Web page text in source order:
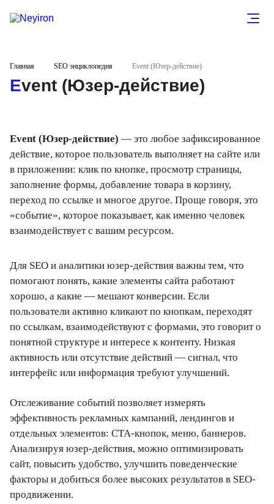
Главная SEO энциклопедия Event (Юзер-действие)
Event (Юзер-действие)
Event (Юзер-действие) — это любое зафиксированное
действие, которое пользователь выполняет на сайте или
в приложении: клик по кнопке, просмотр страницы,
заполнение формы, добавление товара в корзину,
переход по ссылке и многое другое. Проще говоря, это
«событие», которое показывает, как именно человек
взаимодействует с вашим ресурсом.
Для SEO и аналитики юзер-действия важны тем, что
помогают понять, какие элементы сайта работают
хорошо, а какие — мешают конверсии. Если
пользователи активно кликают по кнопкам, переходят
по ссылкам, взаимодействуют с формами, это говорит о
понятной структуре и интересе к контенту. Низкая
активность или отсутствие действий — сигнал, что
интерфейс или информация требуют улучшений.
Отслеживание событий позволяет измерять
эффективность рекламных кампаний, лендингов и
отдельных элементов: CTA-кнопок, меню, баннеров.
Анализируя юзер-действия, можно оптимизировать
сайт, повысить удобство, улучшить поведенческие
факторы и добиться более высоких результатов в SEO-
продвижении.